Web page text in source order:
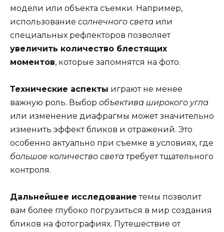
модели или объекта съемки. Например,
использование солнечного света или
специальных рефлекторов позволяет
увеличить количество блестящих
моментов, которые запомнятся на фото.
Технические аспекты играют не менее
важную роль. Выбор объектива широкого угла
или изменение диафрагмы может значительно
изменить эффект бликов и отражений. Это
особенно актуально при съемке в условиях, где
большое количество светатребует тщательного
контроля.
Дальнейшее исследование темы позволит
вам более глубоко погрузиться в мир создания
бликов на фотографиях. Путешествие от